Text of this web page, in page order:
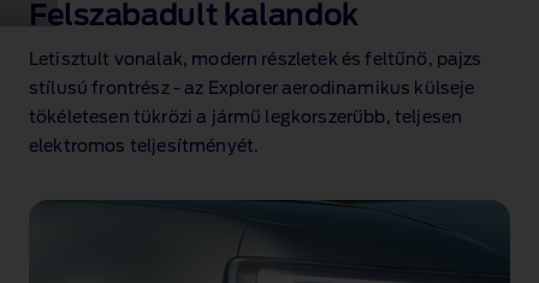
Felszabadult kalandok
Letisztult vonalak, modern részletek és feltűnő, pajzs
stílusú frontrész ‑ az Explorer aerodinamikus külseje
tökéletesen tükrözi a jármű legkorszerűbb, teljesen
elektromos teljesítményét.